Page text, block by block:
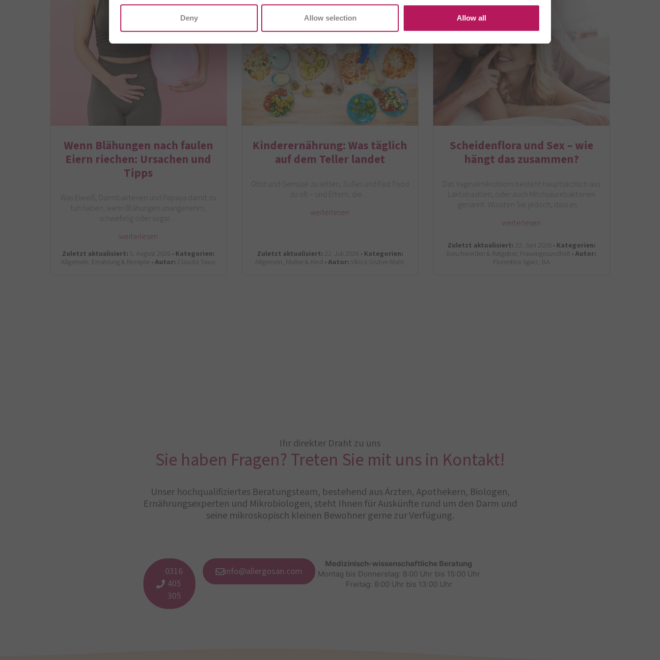
Deny Allow selection Allow all
Wenn Blähungen nach faulen
Eiern riechen: Ursachen und
Tipps
Was Eiweiß, Darmbakterien und Papaya damit zu
tun haben, wenn Blähungen unangenehm,
schwefelig oder sogar…
weiterlesen
Zuletzt aktualisiert: 5. August 2026 •Kategorien:
Allgemein, Ernährung & Rezepte •Autor: Claudia Tawo
Kinderernährung: Was täglich
auf dem Teller landet
Obst und Gemüse zu selten, Süßes und Fast Food
zu oft – und Eltern, die…
weiterlesen
Zuletzt aktualisiert: 22. Juli 2026 •Kategorien:
Allgemein, Mutter & Kind •Autor:Vikica Gruber-Matic
Scheidenflora und Sex – wie
hängt das zusammen?
Das Vaginalmikrobiom besteht hauptsächlich aus
Laktobazillen, oder auch Milchsäurebakterien
genannt. Wussten Sie jedoch, dass es…
weiterlesen
Zuletzt aktualisiert: 22. Juni 2026 •Kategorien:
Beschwerden & Ratgeber, Frauengesundheit •Autor:
Florentina Sgarz, BA
Ihr direkter Draht zu uns
Sie haben Fragen? Treten Sie mit uns in Kontakt!
Unser hochqualifiziertes Beratungsteam, bestehend aus Ärzten, Apothekern, Biologen,
Ernährungsexperten und Mikrobiologen, steht Ihnen für Auskünfte rund um den Darm und
seine mikroskopisch kleinen Bewohner gerne zur Verfügung.
0316
405
305
info@allergosan.com
Medizinisch-wissenschaftliche Beratung
Montag bis Donnerstag: 8:00 Uhr bis 15:00 Uhr
Freitag: 8:00 Uhr bis 13:00 Uhr